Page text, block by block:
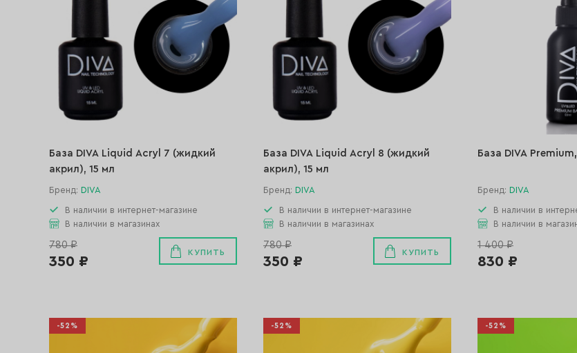
База DIVA Liquid Acryl 7 (жидкий
акрил), 15 мл
Бренд: DIVA
В наличии в интернет-магазине
В наличии в магазинах
780 ₽
350 ₽
КУПИТЬ
База DIVA Liquid Acryl 8 (жидкий
акрил), 15 мл
Бренд: DIVA
В наличии в интернет-магазине
В наличии в магазинах
780 ₽
350 ₽
КУПИТЬ
База DIVA
Бренд: DIVA
В наличии в
В наличии в
1 400 ₽
830 ₽
-52% -52% -52%